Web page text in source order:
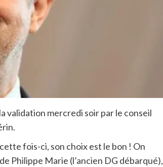
validation mercredi soir par le conseil
fois-ci, son choix est le bon ! On
Philippe Marie (l’ancien DG débarqué),